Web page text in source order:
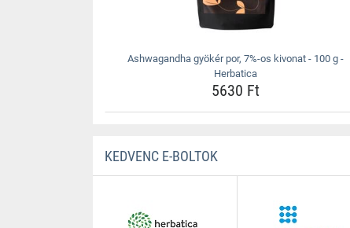
Ashwagandha gyökér por, 7%-os kivonat - 100 g -
Herbatica
5630 Ft
KEDVENC E-BOLTOK